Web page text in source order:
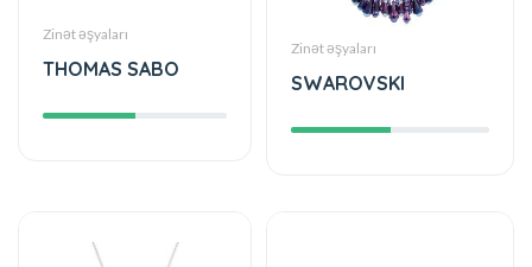
Zinət əşyaları
THOMAS SABO
Zinət əşyaları
SWAROVSKI